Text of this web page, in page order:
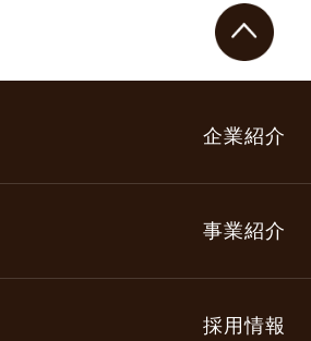
企業紹介
事業紹介
採用情報